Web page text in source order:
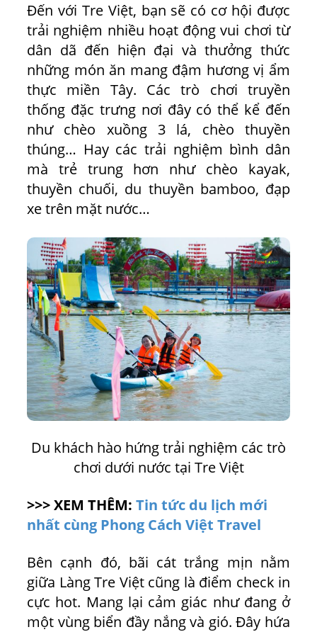
Đến với Tre Việt, bạn sẽ có cơ hội được
trải nghiệm nhiều hoạt động vui chơi từ
dân dã đến hiện đại và thưởng thức
những món ăn mang đậm hương vị ẩm
thực miền Tây. Các trò chơi truyền
thống đặc trưng nơi đây có thể kể đến
như chèo xuồng 3 lá, chèo thuyền
thúng… Hay các trải nghiệm bình dân
mà trẻ trung hơn như chèo kayak,
thuyền chuối, du thuyền bamboo, đạp
xe trên mặt nước…
Du khách hào hứng trải nghiệm các trò
chơi dưới nước tại Tre Việt
>>> XEM THÊM: Tin tức du lịch mới
nhất cùng Phong Cách Việt Travel
Bên cạnh đó, bãi cát trắng mịn nằm
giữa Làng Tre Việt cũng là điểm check in
cực hot. Mang lại cảm giác như đang ở
một vùng biển đầy nắng và gió. Đây hứa